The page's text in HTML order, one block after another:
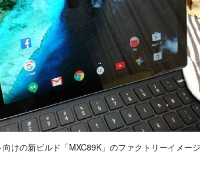
けの新ビルド「MXC89K」のファクトリーイメー